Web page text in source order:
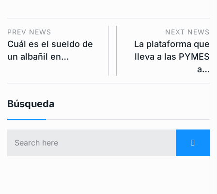
PREV NEWS
Cuál es el sueldo de
un albañil en…
NEXT NEWS
La plataforma que
lleva a las PYMES
a…
Búsqueda